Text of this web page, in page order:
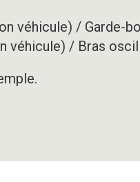
véhicule) / Garde-
véhicule) / Bras